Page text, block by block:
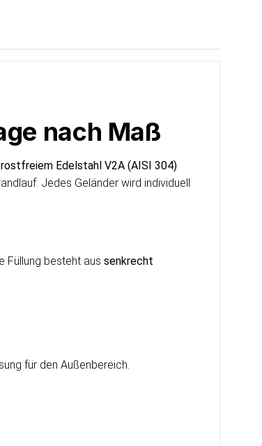
nach Maß
rostfreiem Edelstahl V2A (AISI 304)
Jedes Geländer wird individuell
Füllung besteht aus senkrecht
für den Außenbereich.